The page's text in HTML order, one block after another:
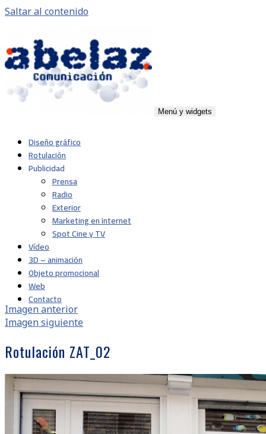
Saltar al contenido
Navarra
Menú y widgets
Diseño gráfico
Rotulación
Publicidad
Prensa
Radio
Exterior
Marketing en internet
Spot Cine y TV
Vídeo
3D – animación
Objeto promocional
Web
Contacto
Imagen anterior
Imagen siguiente
Rotulación ZAT_02